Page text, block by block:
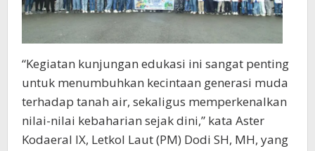
“Kegiatan kunjungan edukasi ini sangat penting
untuk menumbuhkan kecintaan generasi muda
terhadap tanah air, sekaligus memperkenalkan
nilai-nilai kebaharian sejak dini,” kata Aster
Kodaeral IX, Letkol Laut (PM) Dodi SH, MH, yang